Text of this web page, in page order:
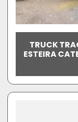
TRUCK
ESTEIRA